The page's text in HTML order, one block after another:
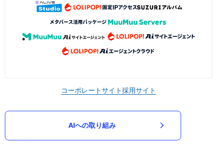
コーポレートサイト採用サイト
AIへの取り組み